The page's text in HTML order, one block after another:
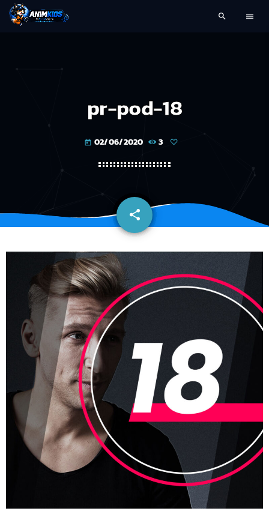
search menu
pr-pod-18
today 02/06/2020 3
share
email